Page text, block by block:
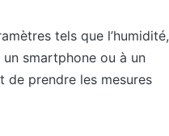
tels que l’humidité,
smartphone ou à un
de prendre les mesures